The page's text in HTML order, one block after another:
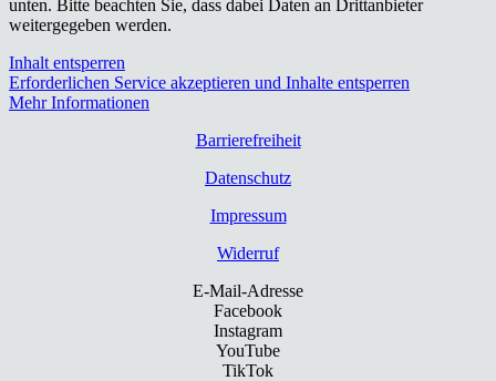
unten. Bitte beachten Sie, dass dabei Daten an Drittanbieter
weitergegeben werden.
Inhalt entsperren
Erforderlichen Service akzeptieren und Inhalte entsperren
Mehr Informationen
Bar­rie­re­frei­heit
Daten­schutz
Impres­sum
Wider­ruf
E-Mail-Adresse
Facebook
Instagram
YouTube
TikTok